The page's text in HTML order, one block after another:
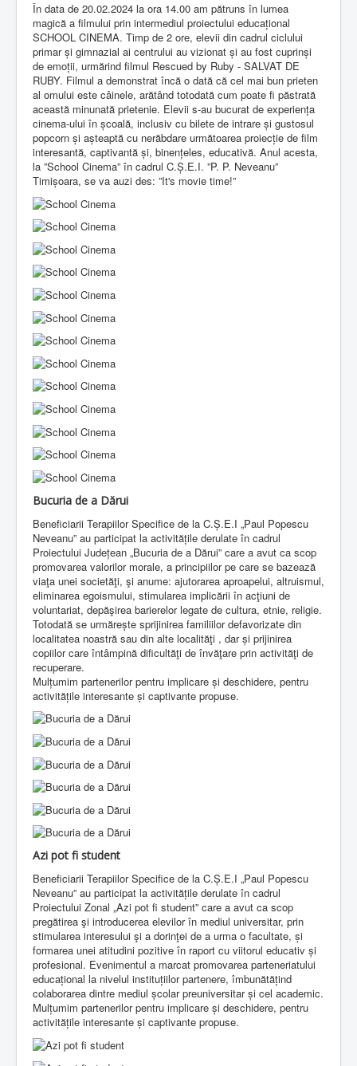
În data de 20.02.2024 la ora 14.00 am pătruns în lumea
magică a filmului prin intermediul proiectului educațional
SCHOOL CINEMA. Timp de 2 ore, elevii din cadrul ciclului
primar și gimnazial ai centrului au vizionat și au fost cuprinși
de emoții, urmărind filmul Rescued by Ruby - SALVAT DE
RUBY. Filmul a demonstrat încă o dată că cel mai bun prieten
al omului este câinele, arătând totodată cum poate fi păstrată
această minunată prietenie. Elevii s-au bucurat de experiența
cinema-ului în școală, inclusiv cu bilete de intrare și gustosul
popcorn și așteaptă cu nerăbdare următoarea proiecție de film
interesantă, captivantă și, binențeles, educativă. Anul acesta,
la ”School Cinema” în cadrul C.Ș.E.I. ”P. P. Neveanu”
Timișoara, se va auzi des: ”It's movie time!”
Bucuria de a Dărui
Beneficiarii Terapiilor Specifice de la C.Ș.E.I „Paul Popescu
Neveanu” au participat la activitățile derulate în cadrul
Proiectului Județean „Bucuria de a Dărui” care a avut ca scop
promovarea valorilor morale, a principiilor pe care se bazează
viaţa unei societăţi, şi anume: ajutorarea aproapelui, altruismul,
eliminarea egoismului, stimularea implicării în acţiuni de
voluntariat, depăşirea barierelor legate de cultura, etnie, religie.
Totodată se urmărește sprijinirea familiilor defavorizate din
localitatea noastră sau din alte localităţi , dar și prijinirea
copiilor care întâmpină dificultăţi de învăţare prin activităţi de
recuperare.
Mulțumim partenerilor pentru implicare și deschidere, pentru
activitățile interesante și captivante propuse.
Azi pot fi student
Beneficiarii Terapiilor Specifice de la C.Ș.E.I „Paul Popescu
Neveanu” au participat la activitățile derulate în cadrul
Proiectului Zonal „Azi pot fi student” care a avut ca scop
pregătirea şi introducerea elevilor în mediul universitar, prin
stimularea interesului şi a dorinţei de a urma o facultate, și
formarea unei atitudini pozitive în raport cu viitorul educativ și
profesional. Evenimentul a marcat promovarea parteneriatului
educațional la nivelul instituțiilor partenere, îmbunătățind
colaborarea dintre mediul școlar preuniversitar și cel academic.
Mulțumim partenerilor pentru implicare și deschidere, pentru
activitățile interesante și captivante propuse.